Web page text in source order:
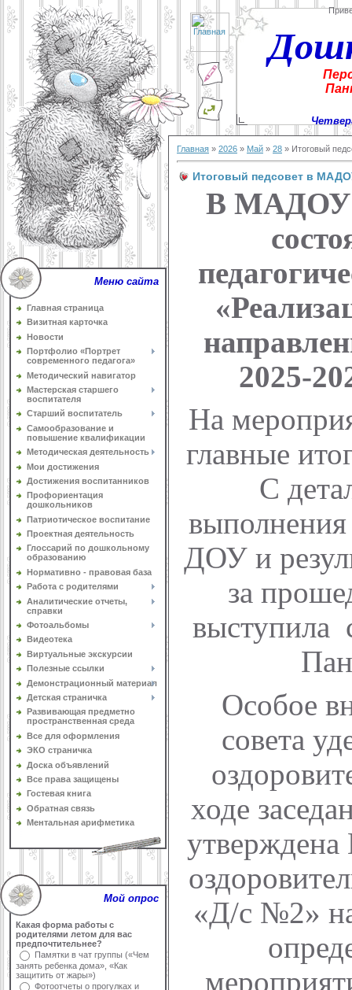
Меню сайта
Главная страница
Визитная карточка
Новости
Портфолио «Портрет
современного педагога»
Методический навигатор
Мастерская старшего
воспитателя
Старший воспитатель
Самообразование и
повышение квалификации
Методическая деятельность
Мои достижения
Достижения воспитанников
Профориентация
дошкольников
Патриотическое воспитание
Проектная деятельность
Глоссарий по дошкольному
образованию
Нормативно - правовая база
Работа с родителями
Аналитические отчеты,
справки
Фотоальбомы
Видеотека
Виртуальные экскурсии
Полезные ссылки
Демонстрационный материал
Детская страничка
Развивающая предметно
пространственная среда
Все для оформления
ЭКО страничка
Доска объявлений
Все права защищены
Гостевая книга
Обратная связь
Ментальная арифметика
Мой опрос
Какая форма работы с
родителями летом для вас
предпочтительнее?
Памятки в чат группы («Чем
занять ребенка дома», «Как
защитить от жары»)
Фотоотчеты о прогулках и
Главная » 2026 » Май » 28 » Итоговый
Итоговый педсовет в
В МАДОУ
2025-
На
главные
С
выполнения
ДОУ и
за
выступила
Особое
совета
ходе
«Д/с №2»